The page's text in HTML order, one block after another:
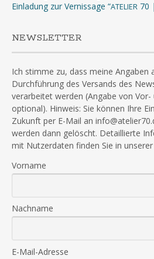
Einladung zur Vernissage “ATELIER 70
NEWSLETTER
Ich stimme zu, dass meine Angaben
Durchführung des Versands des
verarbeitet werden (Angabe von
optional). Hinweis: Sie können Ihre
Zukunft per E-Mail an
werden dann gelöscht. Detaillierte
mit Nutzerdaten finden Sie in
Vorname
Nachname
E-Mail-Adresse